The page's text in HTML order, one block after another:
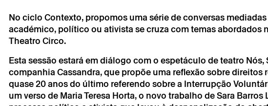
No ciclo Contexto, propomos uma série de conversas
académico, político ou ativista se cruza com temas abordados
Theatro Circo.
Esta sessão estará em diálogo com o espetáculo de teatro Nós,
companhia Cassandra, que propõe uma reflexão sobre
quase 20 anos do último referendo sobre a Interrupção
um verso de Maria Teresa Horta, o novo trabalho de Sara
* campos de preenchimento
* campos de preenchimento